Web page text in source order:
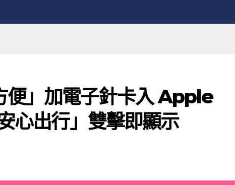
便」加電子針卡入 Apple
心出行」雙擊即顯示